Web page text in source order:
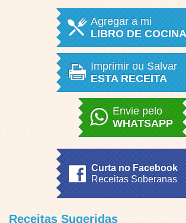
Agregar a mi
LIBRO DE COCINA
Imprimir ou Salvar
ESTA RECEITA
Envie pelo
WHATSAPP
Curta no Facebook
Receitas Soberanas
Receitas Sugeridas